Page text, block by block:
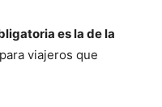
es la de la
viajeros que